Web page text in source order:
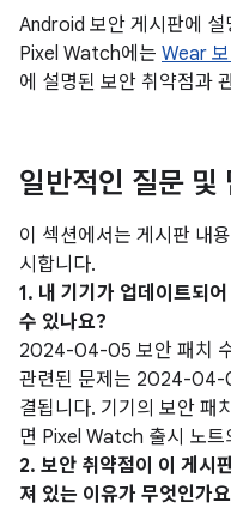
Android 보안 게시판에
Pixel Watch에는 Wear
에 설명된 보안 취약점과
일반적인 질문 및
이 섹션에서는 게시판 내
시합니다.
1. 내 기기가 업데이트되
수 있나요?
2024-04-05 보안 패치
관련된 문제는 2024-04-
결됩니다. 기기의 보안 패
면 Pixel Watch 출시 노트
2. 보안 취약점이 이 게시
져 있는 이유가 무엇인가